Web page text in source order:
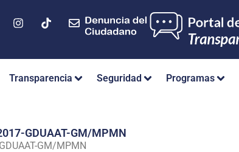
Transparencia Seguridad Programas
GDUAAT-GM/MPMN
GM/MPMN